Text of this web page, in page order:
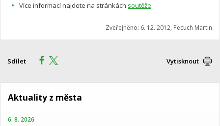
Více informací najdete na stránkách soutěže.
Zveřejněno: 6. 12. 2012, Pecuch Martin
Sdílet Vytisknout
Aktuality z města
6. 8. 2026